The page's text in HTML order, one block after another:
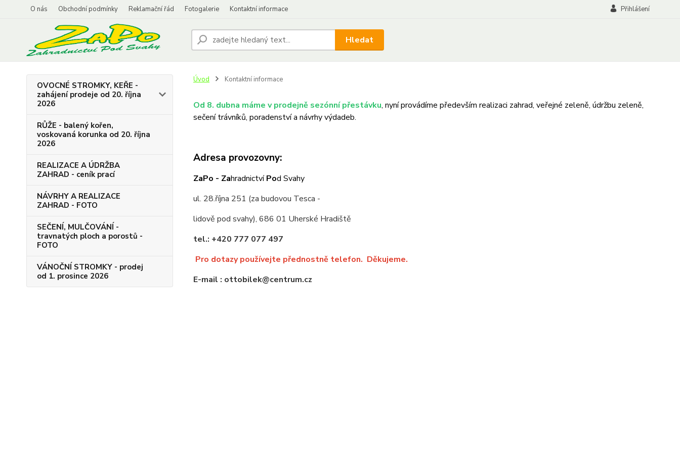
O nás Obchodní podmínky Reklamační řád Fotogalerie Kontaktní informace Přihlášení
Hledat
OVOCNÉ STROMKY, KEŘE -
zahájení prodeje od 20. října
2026
RŮŽE - balený kořen,
voskovaná korunka od 20. října
2026
REALIZACE A ÚDRŽBA
ZAHRAD - ceník prací
NÁVRHY A REALIZACE
ZAHRAD - FOTO
SEČENÍ, MULČOVÁNÍ -
travnatých ploch a porostů -
FOTO
VÁNOČNÍ STROMKY - prodej
od 1. prosince 2026
Úvod Kontaktní informace
Od 8. dubna máme v prodejně sezónní přestávku, nyní provádíme především realizaci zahrad, veřejné zeleně, údržbu zeleně,
sečení trávníků, poradenství a návrhy výdadeb.
Adresa provozovny:
ZaPo - ZahradnictvíPod Svahy
ul. 28.října 251 (za budovou Tesca -
lidově pod svahy), 686 01 Uherské Hradiště
tel.: +420 777 077 497
Pro dotazy používejte přednostně telefon. Děkujeme.
E-mail : ottobilek@centrum.cz